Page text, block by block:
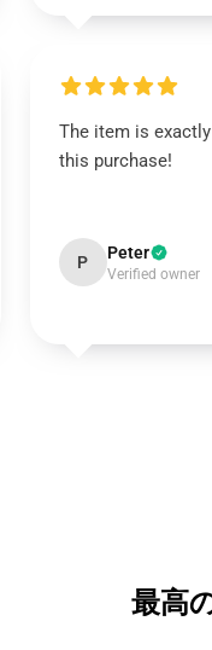
The item is
this purchase!
P Peter
Verified owner
最高